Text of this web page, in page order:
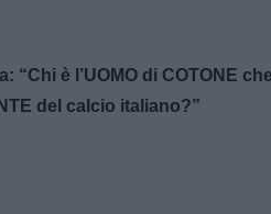
“Chi è l’UOMO di COTONE
del calcio italiano?”